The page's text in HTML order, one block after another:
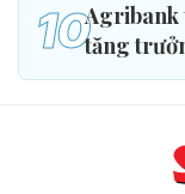
10Agribank
tăng